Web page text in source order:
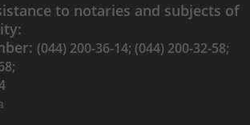
to notaries and subjects of
(044) 200-36-14; (044) 200-32-58;